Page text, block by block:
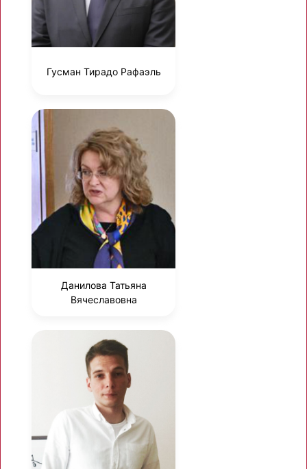
Гусман Тирадо Рафаэль
Данилова Татьяна
Вячеславовна